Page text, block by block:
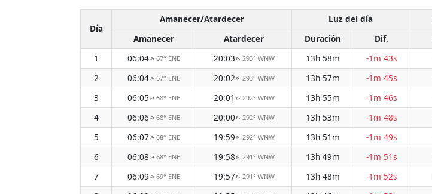
Día
Amanecer/Atardecer Luz del día
Amanecer
Atardecer Duración Dif.
1
06:04↑67° ENE 20:03↑ 293° WNW 13h 58m -1m 43s
2
06:04↑67° ENE 20:02↑ 293° WNW 13h 57m -1m 45s
3
06:05↑68° ENE 20:01 ↑ 292° WNW 13h 55m -1m 46s
4
06:06↑68° ENE 20:00↑ 292° WNW 13h 53m -1m 48s
5
06:07↑68° ENE 19:59↑ 292° WNW 13h 51m -1m 49s
6
06:08↑68° ENE 19:58↑ 291° WNW 13h 49m -1m 51s
7
06:09↑69° ENE 19:57↑ 291° WNW 13h 48m -1m 52s